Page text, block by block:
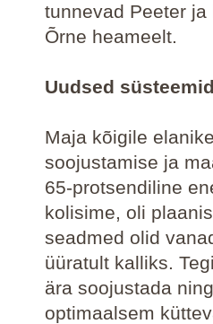
tunnevad Peeter
Õrne heameelt.
Uudsed süsteemid
Maja kõigile
soojustamise ja
65-protsendiline
kolisime, oli
seadmed olid
üüratult kalliks.
ära soojustada
optimaalsem